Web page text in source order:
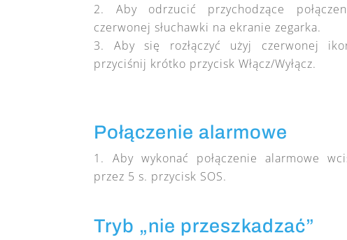
Aby odrzucić przychodzące
czerwonej słuchawki na ekranie zegarka.
Aby się rozłączyć użyj czerwonej
przyciśnij krótko przycisk Włącz/Wyłącz.
Połączenie alarmowe
Aby wykonać połączenie alarmowe
przez 5 s. przycisk SOS.
Tryb „nie przeszkadzać”